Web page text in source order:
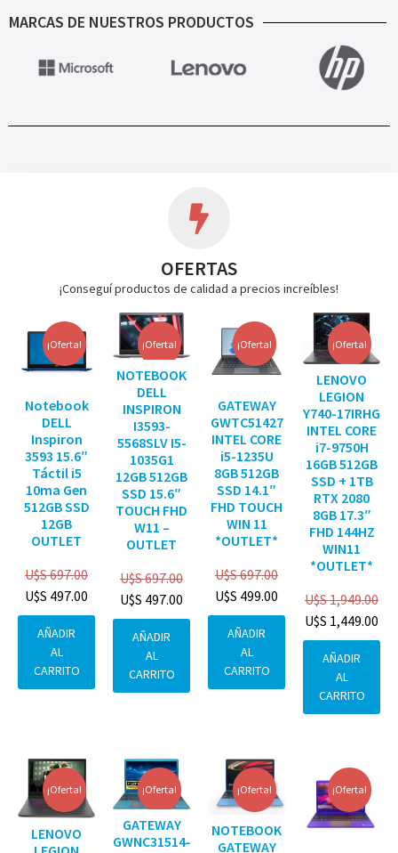
MARCAS DE NUESTROS PRODUCTOS
OFERTAS
¡Conseguí productos de calidad a precios increíbles!
¡Oferta!
Notebook
DELL
Inspiron
3593 15.6″
Táctil i5
10ma Gen
512GB SSD
12GB
OUTLET
U$S697.00
U$S 497.00
AÑADIR
AL
CARRITO
¡Oferta!
NOTEBOOK
DELL
INSPIRON
I3593-
5568SLV I5-
1035G1
12GB 512GB
SSD 15.6″
TOUCH FHD
W11 –
OUTLET
U$S697.00
U$S 497.00
AÑADIR
AL
CARRITO
¡Oferta!
GATEWAY
GWTC51427
INTEL CORE
i5-1235U
8GB 512GB
SSD 14.1″
FHD TOUCH
WIN 11
*OUTLET*
U$S697.00
U$S 499.00
AÑADIR
AL
CARRITO
¡Oferta!
LENOVO
LEGION
Y740-17IRHG
INTEL CORE
i7-9750H
16GB 512GB
SSD + 1TB
RTX 2080
8GB 17.3″
FHD 144HZ
WIN11
*OUTLET*
U$S1,949.00
U$S 1,449.00
AÑADIR
AL
CARRITO
¡Oferta!
LENOVO
¡Oferta!
GATEWAY
GWNC31514-
¡Oferta!
NOTEBOOK
GATEWAY
¡Oferta!